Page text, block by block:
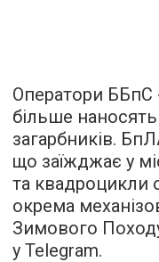
Оператори ББпС
більше наносять
загарбників.
що заїжджає у
та квадроцикли
окрема
Зимового
у Telegram.